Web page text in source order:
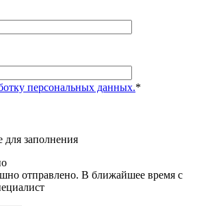
персональных данных.*
для заполнения
отправлено. В ближайшее время с